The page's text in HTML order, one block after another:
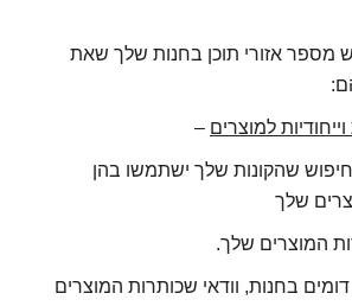
מספר אזורי תוכן בחנות שלך שאת
למוצרים –
שהקונות שלך ישתמשו בהן
שלך
המוצרים שלך.
בחנות, וודאי שכותרות המוצרים